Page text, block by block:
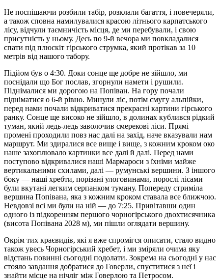
Не поспішаючи розбили табір, розклали багаття, і повечеряли,
а також сповна намилувалися красою літнього карпатського
лісу, відчули таємничість місця, де ми перебували, і свою
присутність у ньому. Десь по 9-й вечора ми повкладалися
спати під плюскіт гірського струмка, який протікав за 10
метрів від нашого табору.
Підйом був о 4:30. Доки сонце ще добре не зійшло, ми
поснідали що Бог послав, згорнули намети і рушили.
Піднімалися ми дорогою на Попіван. На гору почали
підніматися о 6-й рівно. Минули ліс, потім смугу альпійки,
перед нами почали відкриватися прекрасні картини гірського
ранку. Сонце ще високо не зійшло, в долинах кублився рідкий
туман, який ледь-ледь заволочив смерекові ліси. Прямі
промені проходили повз нас далі на захід, наче вказували нам
маршрут. Ми здиралися все вище і вище, з кожним кроком око
наше захоплювало картинки все далі й далі. Перед нами
поступово відкривалися наші Мармароси з їхніми майже
вертикальними схилами, далі — румунські вершини. З іншого
боку — наші хребти, порізані улоговинами, порослі лісами
були вкутані легким серпанком туману. Попереду стриміла
вершина Попівана, яка з кожним кроком ставала все ближчою.
Невдовзі всі ми були на ній — до 7:25. Привітавши один
одного із підкоренням першого чорногірського двохтисячника
(висота Попівана 2028 м), ми пішли оглядати вершину.
Окрім тих краєвидів, які я вже спромігся описати, стало видно
також увесь Чорногірський хребет, і ми зміряли очима яку
відстань повинні сьогодні подолати. Зокрема на сьогодні у нас
стояло завдання добратися до Говерли, спуститися з неї і
знайти місце на нічліг між Говерлою та Петросом.